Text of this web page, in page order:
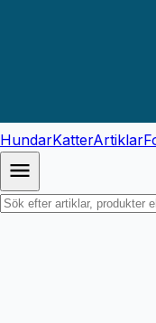
HundarKatterArtiklar